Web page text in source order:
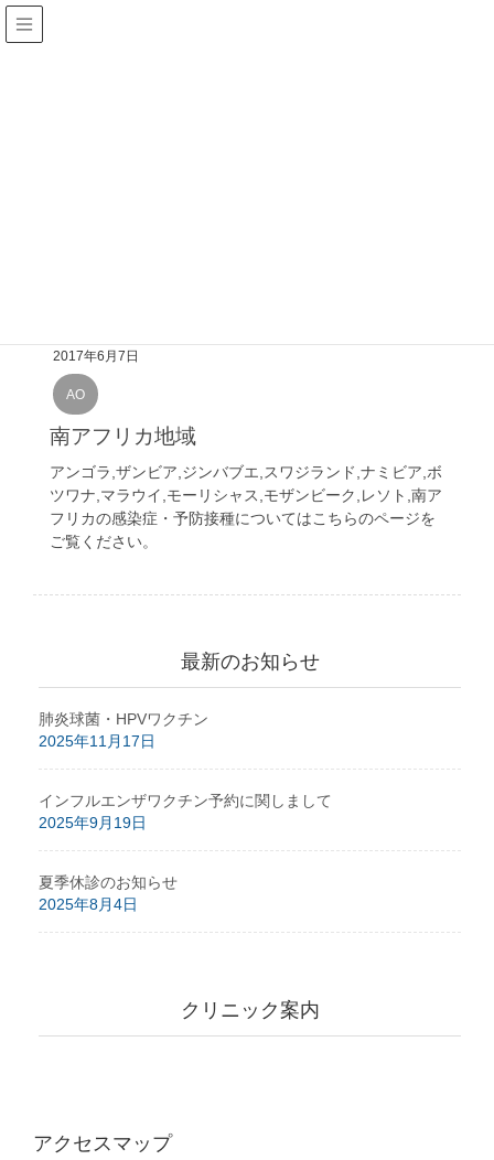
2017年6月7日
AO
南アフリカ地域
アンゴラ,ザンビア,ジンバブエ,スワジランド,ナミビア,ボ
ツワナ,マラウイ,モーリシャス,モザンビーク,レソト,南ア
フリカの感染症・予防接種についてはこちらのページを
ご覧ください。
最新のお知らせ
肺炎球菌・HPVワクチン
2025年11月17日
インフルエンザワクチン予約に関しまして
2025年9月19日
夏季休診のお知らせ
2025年8月4日
クリニック案内
アクセスマップ